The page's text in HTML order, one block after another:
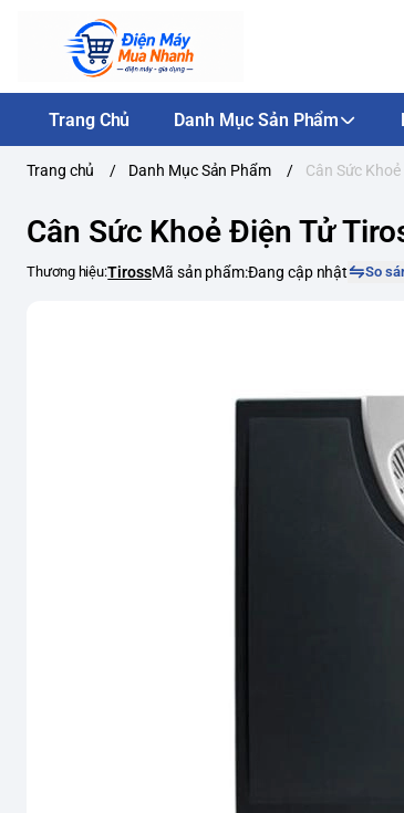
Trang Chủ Danh Mục Sản Phẩm
Trang chủ / Danh Mục Sản Phẩm / Cân Sức
Cân Sức Khoẻ Điện Tử
Thương hiệu:TirossMã sản phẩm:Đang cập nhật So